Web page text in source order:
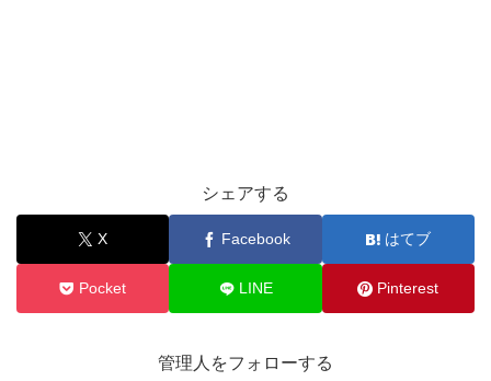
シェアする
X Facebook はてブ
Pocket LINE Pinterest
管理人をフォローする